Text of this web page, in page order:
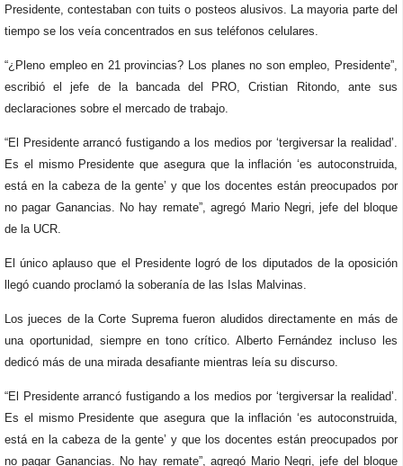
Presidente, contestaban con tuits o posteos alusivos. La mayoria parte del
tiempo se los veía concentrados en sus teléfonos celulares.
“¿Pleno empleo en 21 provincias? Los planes no son empleo, Presidente”,
escribió el jefe de la bancada del PRO, Cristian Ritondo, ante sus
declaraciones sobre el mercado de trabajo.
“El Presidente arrancó fustigando a los medios por ‘tergiversar la realidad’.
Es el mismo Presidente que asegura que la inflación ‘es autoconstruida,
está en la cabeza de la gente’ y que los docentes están preocupados por
no pagar Ganancias. No hay remate”, agregó Mario Negri, jefe del bloque
de la UCR.
El único aplauso que el Presidente logró de los diputados de la oposición
llegó cuando proclamó la soberanía de las Islas Malvinas.
Los jueces de la Corte Suprema fueron aludidos directamente en más de
una oportunidad, siempre en tono crítico. Alberto Fernández incluso les
dedicó más de una mirada desafiante mientras leía su discurso.
“El Presidente arrancó fustigando a los medios por ‘tergiversar la realidad’.
Es el mismo Presidente que asegura que la inflación ‘es autoconstruida,
está en la cabeza de la gente’ y que los docentes están preocupados por
no pagar Ganancias. No hay remate”, agregó Mario Negri, jefe del bloque